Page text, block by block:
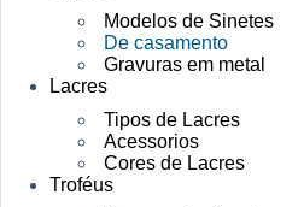
Modelos de Sinetes
De casamento
Gravuras em metal
Lacres
Tipos de Lacres
Acessorios
Cores de Lacres
Troféus